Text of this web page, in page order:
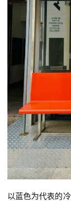
以蓝色为代表的